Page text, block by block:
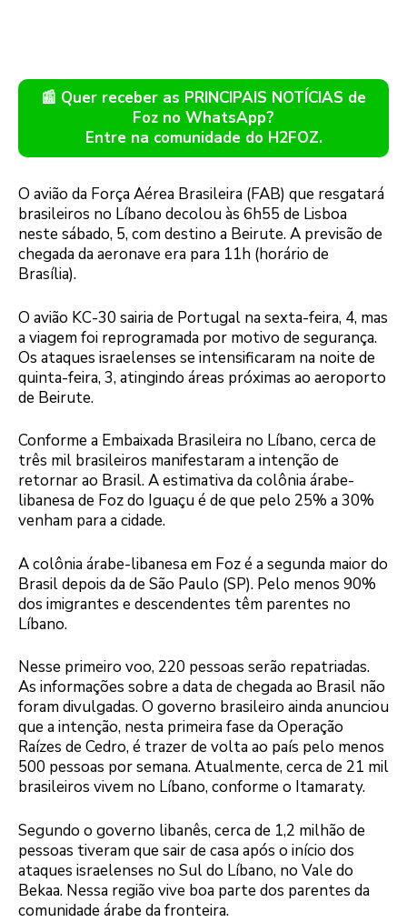
📰 Quer receber as PRINCIPAIS NOTÍCIAS de
Foz no WhatsApp?
Entre na comunidade do H2FOZ.
O avião da Força Aérea Brasileira (FAB) que resgatará
brasileiros no Líbano decolou às 6h55 de Lisboa
neste sábado, 5, com destino a Beirute. A previsão de
chegada da aeronave era para 11h (horário de
Brasília).
O avião KC-30 sairia de Portugal na sexta-feira, 4, mas
a viagem foi reprogramada por motivo de segurança.
Os ataques israelenses se intensificaram na noite de
quinta-feira, 3, atingindo áreas próximas ao aeroporto
de Beirute.
Conforme a Embaixada Brasileira no Líbano, cerca de
três mil brasileiros manifestaram a intenção de
retornar ao Brasil. A estimativa da colônia árabe-
libanesa de Foz do Iguaçu é de que pelo 25% a 30%
venham para a cidade.
A colônia árabe-libanesa em Foz é a segunda maior do
Brasil depois da de São Paulo (SP). Pelo menos 90%
dos imigrantes e descendentes têm parentes no
Líbano.
Nesse primeiro voo, 220 pessoas serão repatriadas.
As informações sobre a data de chegada ao Brasil não
foram divulgadas. O governo brasileiro ainda anunciou
que a intenção, nesta primeira fase da Operação
Raízes de Cedro, é trazer de volta ao país pelo menos
500 pessoas por semana. Atualmente, cerca de 21 mil
brasileiros vivem no Líbano, conforme o Itamaraty.
Segundo o governo libanês, cerca de 1,2 milhão de
pessoas tiveram que sair de casa após o início dos
ataques israelenses no Sul do Líbano, no Vale do
Bekaa. Nessa região vive boa parte dos parentes da
comunidade árabe da fronteira.